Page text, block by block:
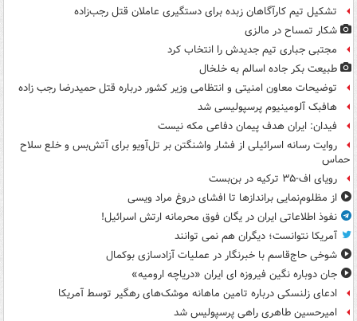
تشکیل تیم کارآگاهان زبده برای دستگیری عاملان قتل رجب‌زاده
شکار تمساح در مالزی
مجتبی جباری تیم جدیدش را انتخاب کرد
طبیعت بکر جاده اسالم به خلخال
توضیحات معاون امنیتی و انتظامی وزیر کشور درباره قتل حمیدرضا رجب زاده
هافبک آلومینیوم پرسپولیسی شد
فیدان: ایران هدف پیمان دفاعی مکه نیست
روایت رسانه اسرائیلی از فشار واشنگتن بر تل‌آویو برای آتش‌بس و خلع سلاح
حماس
رویای اف-۳۵ ترکیه در بن‌بست
از مظلوم‌نمایی براندازها تا افشای دروغ مراد ویسی
نفوذ اطلاعاتی ایران در یگان فوق محرمانه ارتش اسرائیل!
آمریکا نتوانست؛ دیگران هم نمی توانند
شوخی حاج‌قاسم با خبرنگار در عملیات آزادسازی بوکمال
جان دوباره نگین فیروزه ای ایران «دریاچه ارومیه»
ادعای زلنسکی درباره تامین ماهانه موشک‌های رهگیر توسط آمریکا
امیرحسین طاهری راهی پرسپولیس شد